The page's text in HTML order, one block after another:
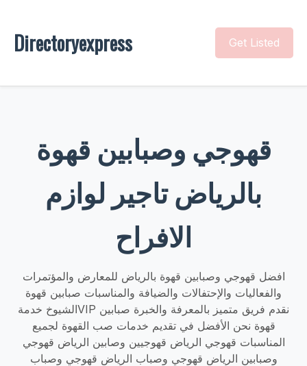
Directoryexpress Get Listed
قهوجي وصبابين قهوة
بالرياض تاجير لوازم
الافراح
افضل قهوجي وصبابين قهوة بالرياض للمعارض والمؤتمرات
والفعاليات والإحتفالات والضيافة والمناسبات صبابين قهوة
الشيوخ خدمةVIP نقدم فريق متميز بالمعرفة والخبرة صبابين
قهوة نحن الأفضل في تقديم خدمات صب القهوة لجميع
المناسبات قهوجي الرياض قهوجيين وصابين الرياض قهوجي
وصبابين الرياض قهوجي وصباب الرياض قهوجي وصباب